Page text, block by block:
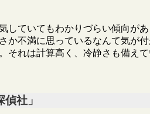
していてもわかりづらい傾向が
か不満に思っているなんて気が
それは計算高く、冷静さも備え
社」